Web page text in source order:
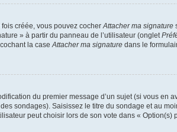
créée, vous pouvez cocher Attacher ma signature
» à partir du panneau de l’utilisateur (onglet
la case Attacher ma signature dans le
du premier message d’un sujet (si vous en
sondages). Saisissez le titre du sondage et au
peut choisir lors de son vote dans «